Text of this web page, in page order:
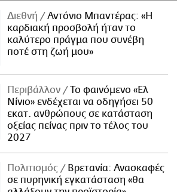
Διεθνή
Αντόνιο Μπαντέρας: «Η
καρδιακή προσβολή ήταν το
καλύτερο πράγμα που συνέβη
ποτέ στη ζωή μου»
Περιβάλλον
Το φαινόμενο «Ελ
Νίνιο» ενδέχεται να οδηγήσει 50
εκατ. ανθρώπους σε κατάσταση
οξείας πείνας πριν το τέλος του
2027
Πολιτισμός
Βρετανία: Ανασκαφές
σε πυρηνική εγκατάσταση «θα